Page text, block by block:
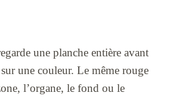
une planche entière avant
une couleur. Le même rouge
l’organe, le fond ou le